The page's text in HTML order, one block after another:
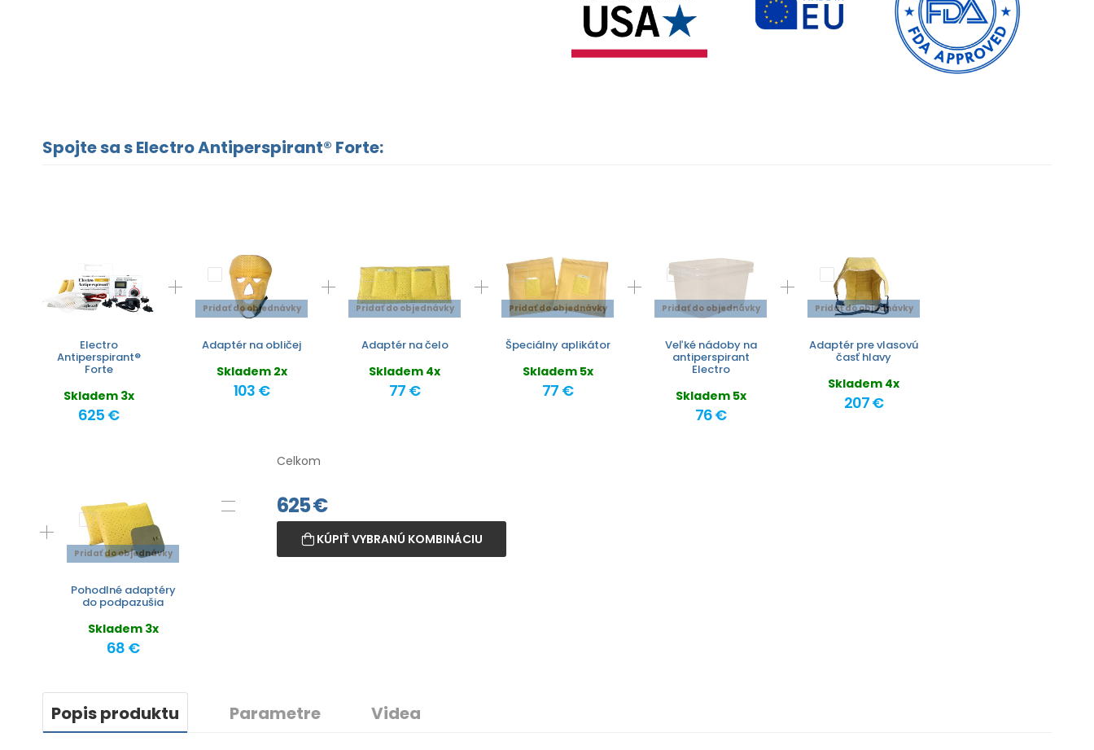
Spojte sa s Electro Antiperspirant® Forte:
Electro
Antiperspirant®
Forte
Skladem 3x
625 €
Pridať do objednávky
Adaptér na obličej
Skladem 2x
103 €
Pridať do objednávky
Adaptér na čelo
Skladem 4x
77 €
Pridať do objednávky
Špeciálny aplikátor
Skladem 5x
77 €
Pridať do objednávky
Veľké nádoby na
antiperspirant
Electro
Skladem 5x
76 €
Pridať do objednávky
Adaptér pre vlasovú
časť hlavy
Skladem 4x
207 €
Pridať do objednávky
Pohodlné adaptéry
do podpazušia
Skladem 3x
68 €
Celkom
625€
KÚPIŤ VYBRANÚ KOMBINÁCIU
Popis produktu Parametre Videa